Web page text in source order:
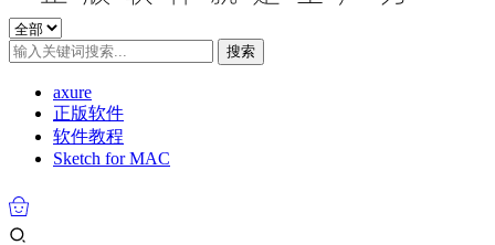
axure
正版软件
软件教程
Sketch for MAC